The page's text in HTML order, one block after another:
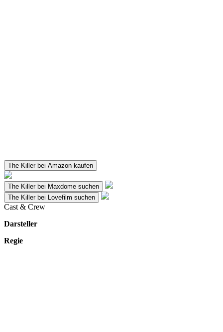
The Killer bei Amazon kaufen
The Killer bei Maxdome suchen
The Killer bei Lovefilm suchen
Cast & Crew
Darsteller
Regie